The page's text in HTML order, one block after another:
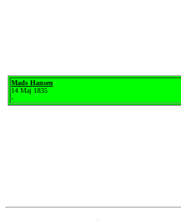
Mads Hansen
14 Maj 1835
-